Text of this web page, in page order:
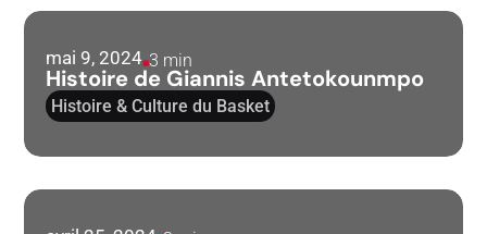
mai 9, 2024 3 min
Histoire de Giannis Antetokounmpo
Histoire & Culture du Basket